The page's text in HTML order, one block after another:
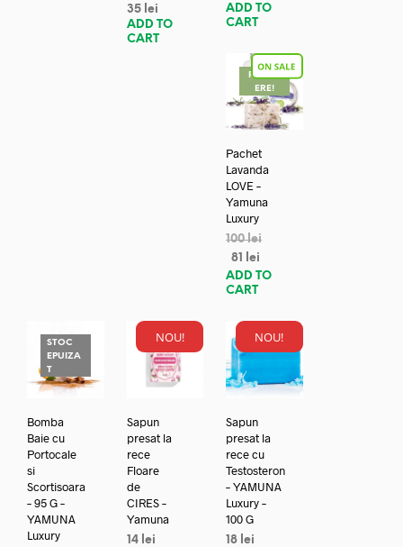
35 lei
ADD TO
CART
ADD TO
CART
REDUC
ERE!
Pachet
Lavanda
LOVE –
Yamuna
Luxury
100lei
81
lei
ADD TO
CART
STOC
EPUIZA
T
Bomba
Baie cu
Portocale
si
Scortisoara
– 95 G –
YAMUNA
Luxury
NOU!
Sapun
presat la
rece
Floare
de
CIRES –
Yamuna
14 lei
NOU!
Sapun
presat la
rece cu
Testosteron
– YAMUNA
Luxury –
100 G
18 lei